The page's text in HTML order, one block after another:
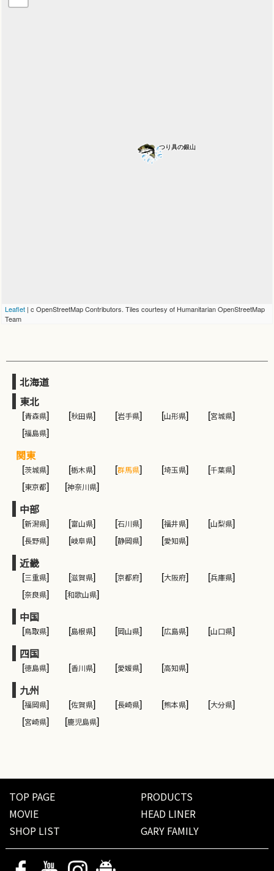
つり具の銀山
Leaflet | c OpenStreetMap Contributors. Tiles courtesy of Humanitarian OpenStreetMap
Team
北海道
東北
[青森県] [秋田県] [岩手県] [山形県] [宮城県]
[福島県]
関東
[茨城県] [栃木県] [群馬県] [埼玉県] [千葉県]
[東京都] [神奈川県]
中部
[新潟県] [富山県] [石川県] [福井県] [山梨県]
[長野県] [岐阜県] [静岡県] [愛知県]
近畿
[三重県] [滋賀県] [京都府] [大阪府] [兵庫県]
[奈良県] [和歌山県]
中国
[鳥取県] [島根県] [岡山県] [広島県] [山口県]
四国
[徳島県] [香川県] [愛媛県] [高知県]
九州
[福岡県] [佐賀県] [長崎県] [熊本県] [大分県]
[宮崎県] [鹿児島県]
TOP PAGE
PRODUCTS
MOVIE
HEAD LINER
SHOP LIST
GARY FAMILY